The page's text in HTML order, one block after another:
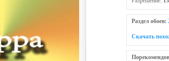
Раздел обоев:
Скачать